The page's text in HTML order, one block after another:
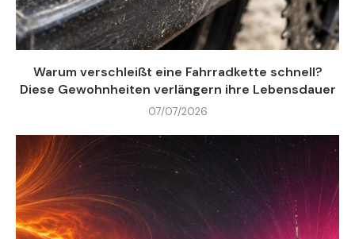
Warum verschleißt eine Fahrradkette schnell?
Diese Gewohnheiten verlängern ihre Lebensdauer
07/07/2026